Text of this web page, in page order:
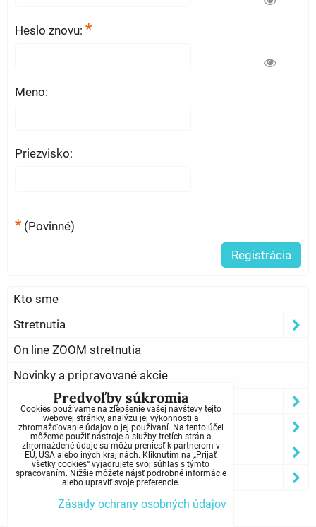
Heslo znovu: *
Meno:
Priezvisko:
* (Povinné)
Registrácia
Kto sme
Stretnutia
On line ZOOM stretnutia
Novinky a pripravované akcie
Program Anonymných Narkomanov
Informácie o NA
Som závislý?
Kontakty
Predvoľby súkromia
Cookies používame na zlepšenie vašej návštevy tejto
webovej stránky, analýzu jej výkonnosti a
zhromažďovanie údajov o jej používaní. Na tento účel
môžeme použiť nástroje a služby tretích strán a
zhromaždené údaje sa môžu preniesť k partnerom v
EÚ, USA alebo iných krajinách. Kliknutím na „Prijať
všetky cookies“ vyjadrujete svoj súhlas s týmto
spracovaním. Nižšie môžete nájsť podrobné informácie
alebo upraviť svoje preferencie.
Zásady ochrany osobných údajov